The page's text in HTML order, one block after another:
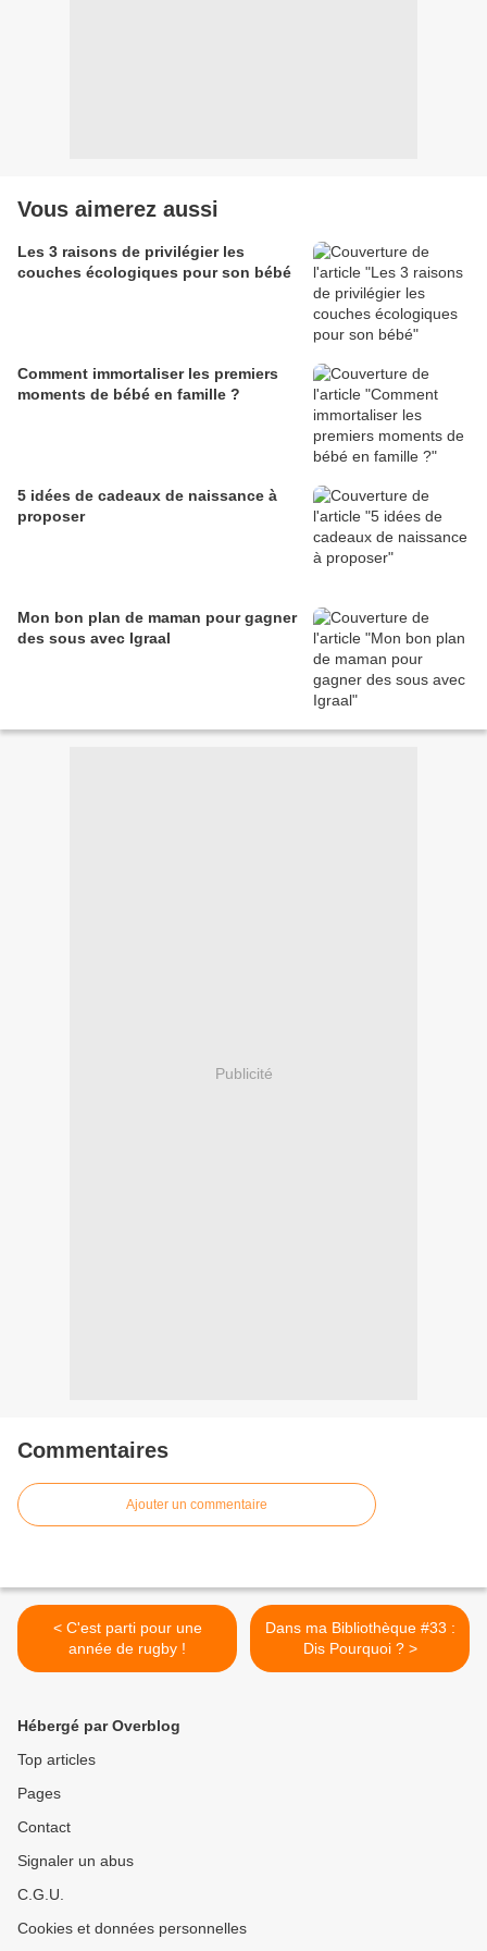
Vous aimerez aussi
Les 3 raisons de privilégier les
couches écologiques pour son bébé
Comment immortaliser les premiers
moments de bébé en famille ?
5 idées de cadeaux de naissance à
proposer
Mon bon plan de maman pour gagner
des sous avec Igraal
Publicité
Commentaires
Ajouter un commentaire
< C'est parti pour une
année de rugby !
Dans ma Bibliothèque #33 :
Dis Pourquoi ? >
Hébergé par Overblog
Top articles
Pages
Contact
Signaler un abus
C.G.U.
Cookies et données personnelles